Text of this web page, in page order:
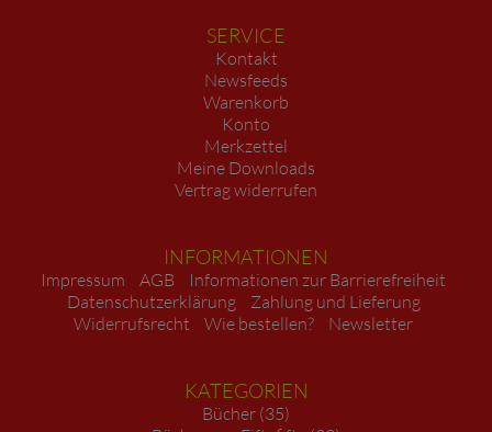
SERVICE
Kontakt
Newsfeeds
Warenkorb
Konto
Merkzettel
Meine Downloads
Vertrag widerrufen
INFORMATIONEN
Impressum AGB
Informationen zur Barrierefreiheit
Datenschutzerklärung
Zahlung und Lieferung
Widerrufsrecht
Wie bestellen? Newsletter
KATEGORIEN
Bücher (35)